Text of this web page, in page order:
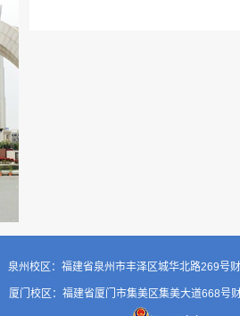
泉州校区：福建省泉州市丰泽区城华北路269
厦门校区：福建省厦门市集美区集美大道668